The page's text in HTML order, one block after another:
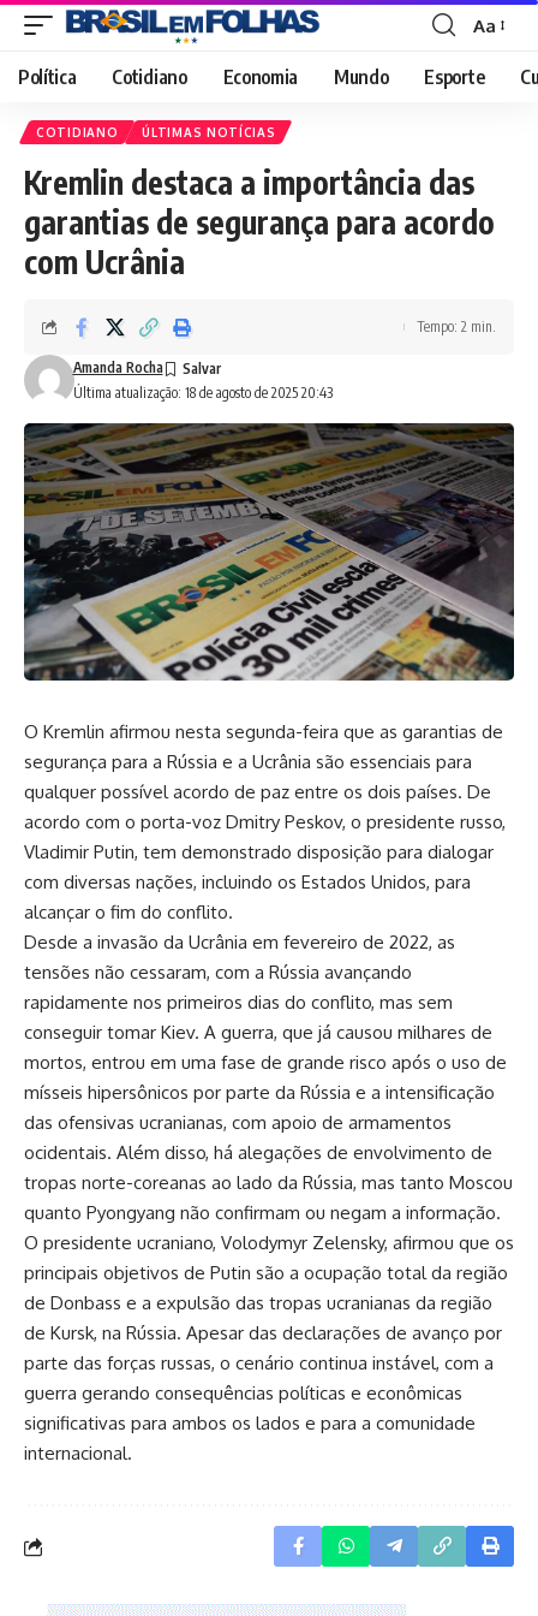
Font
Resizer
Aa
Política Cotidiano Economia Mundo Esporte
COTIDIANO ÚLTIMAS NOTÍCIAS
Kremlin destaca a importância das
garantias de segurança para acordo
com Ucrânia
Última atualização: 18 de agosto de 2025 20:43
Amanda Rocha
Tempo: 2 min.
O Kremlin afirmou nesta segunda-feira que as garantias de
segurança para a Rússia e a Ucrânia são essenciais para
qualquer possível acordo de paz entre os dois países. De
acordo com o porta-voz Dmitry Peskov, o presidente russo,
Vladimir Putin, tem demonstrado disposição para dialogar
com diversas nações, incluindo os Estados Unidos, para
alcançar o fim do conflito.
Desde a invasão da Ucrânia em fevereiro de 2022, as
tensões não cessaram, com a Rússia avançando
rapidamente nos primeiros dias do conflito, mas sem
conseguir tomar Kiev. A guerra, que já causou milhares de
mortos, entrou em uma fase de grande risco após o uso de
mísseis hipersônicos por parte da Rússia e a intensificação
das ofensivas ucranianas, com apoio de armamentos
ocidentais. Além disso, há alegações de envolvimento de
tropas norte-coreanas ao lado da Rússia, mas tanto Moscou
quanto Pyongyang não confirmam ou negam a informação.
O presidente ucraniano, Volodymyr Zelensky, afirmou que os
principais objetivos de Putin são a ocupação total da região
de Donbass e a expulsão das tropas ucranianas da região
de Kursk, na Rússia. Apesar das declarações de avanço por
parte das forças russas, o cenário continua instável, com a
guerra gerando consequências políticas e econômicas
significativas para ambos os lados e para a comunidade
internacional.